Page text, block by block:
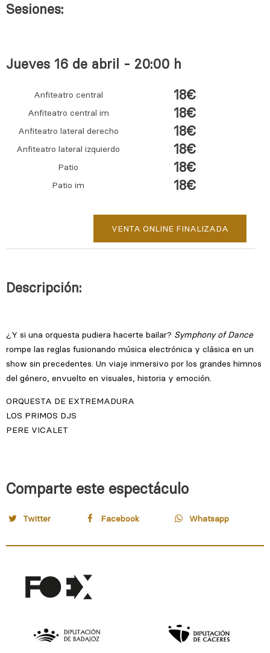
Sesiones:
Jueves 16 de abril - 20:00 h
Anfiteatro central 18€
Anfiteatro central im 18€
Anfiteatro lateral derecho 18€
Anfiteatro lateral izquierdo 18€
Patio 18€
Patio im 18€
VENTA ONLINE FINALIZADA
Descripción:
Comparte este espectáculo
Twitter Facebook Whatsapp